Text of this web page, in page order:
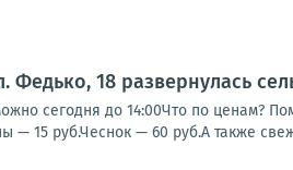
Федько, 18 развернулась
сегодня до 14:00Что по ценам?
— 15 руб.Чеснок — 60 руб.А также